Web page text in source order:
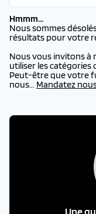
Hmmm...
Nous sommes
résultats pour votre
Nous vous invitons à
utiliser les catégories
Peut-être que votre
nous... Mandatez
Une